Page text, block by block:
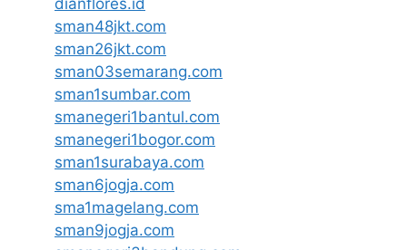
sman48jkt.com
sman26jkt.com
sman03semarang.com
sman1sumbar.com
smanegeri1bantul.com
smanegeri1bogor.com
sman1surabaya.com
sman6jogja.com
sma1magelang.com
sman9jogja.com